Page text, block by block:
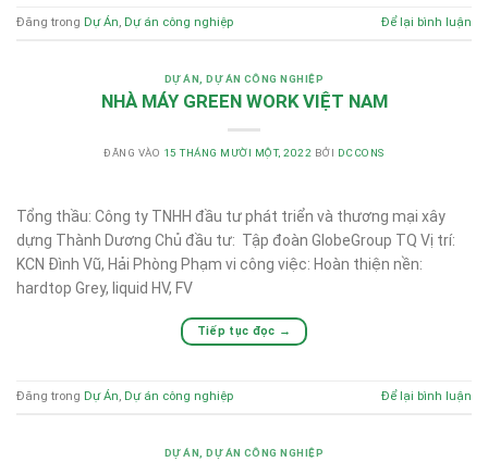
Đăng trong Dự Án, Dự án công nghiệp Để lại bình luận
DỰ ÁN ,DỰ ÁN CÔNG NGHIỆP
NHÀ MÁY GREEN WORK VIỆT NAM
ĐĂNG VÀO 15 THÁNG MƯỜI MỘT, 2022 BỞI DCCONS
Tổng thầu: Công ty TNHH đầu tư phát triển và thương mại xây
dựng Thành Dương Chủ đầu tư: Tập đoàn GlobeGroup TQ Vị trí:
KCN Đình Vũ, Hải Phòng Phạm vi công việc: Hoàn thiện nền:
hardtop Grey, liquid HV, FV
Tiếp tục đọc →
Đăng trong Dự Án, Dự án công nghiệp Để lại bình luận
DỰ ÁN ,DỰ ÁN CÔNG NGHIỆP